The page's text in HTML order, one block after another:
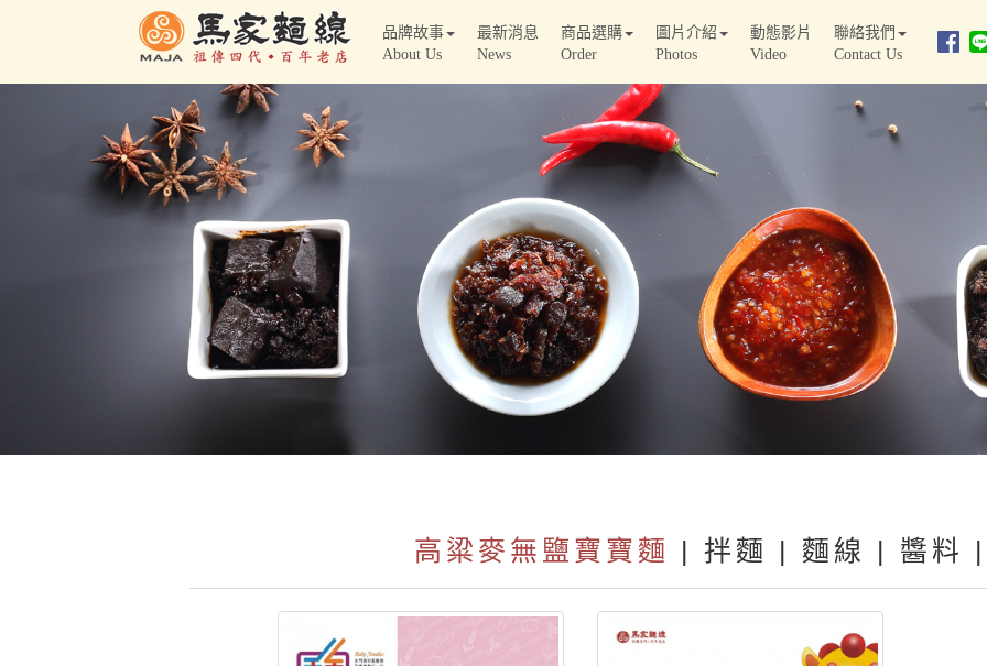
品牌故事
About Us
最新消息
News
商品選購
Order
圖片介紹
Photos
動態影片
Video
聯絡我們
Contact Us
高粱麥無鹽寶寶麵 | 拌麵 | 麵線 | 醬料 |